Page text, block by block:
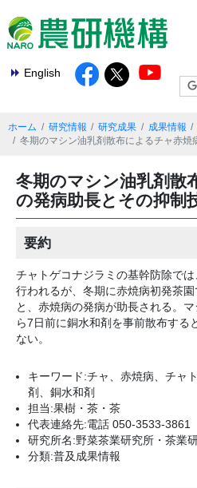
English
ホーム 研究情報 研究成果 成果情報
冬期のマシン油乳剤散布によるチャ赤焼
冬期のマシン油乳剤散
の発病助長とその抑制
要約
チャトゲコナジラミの基幹防除で
行われるが、冬期に赤焼病初発茶
と、赤焼病の発病が助長される。
ら7日前に銅水和剤を事前散布する
ない。
キーワード:チャ、赤焼病、チャ
剤、銅水和剤
担当:果樹・茶・茶
代表連絡先:電話 050-3533-3861
研究所名:野菜茶業研究所・茶業
分類:普及成果情報